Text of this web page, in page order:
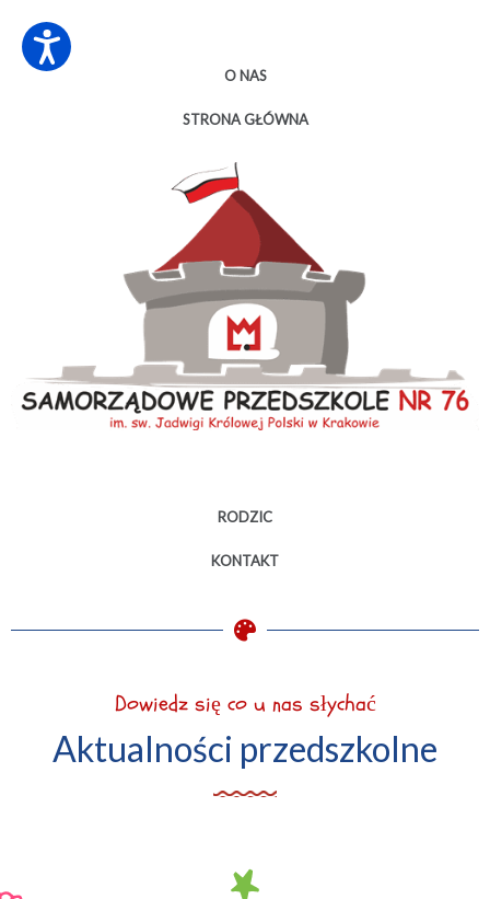
O NAS
STRONA GŁÓWNA
RODZIC
KONTAKT
Dowiedz się co u nas słychać
Aktualności przedszkolne